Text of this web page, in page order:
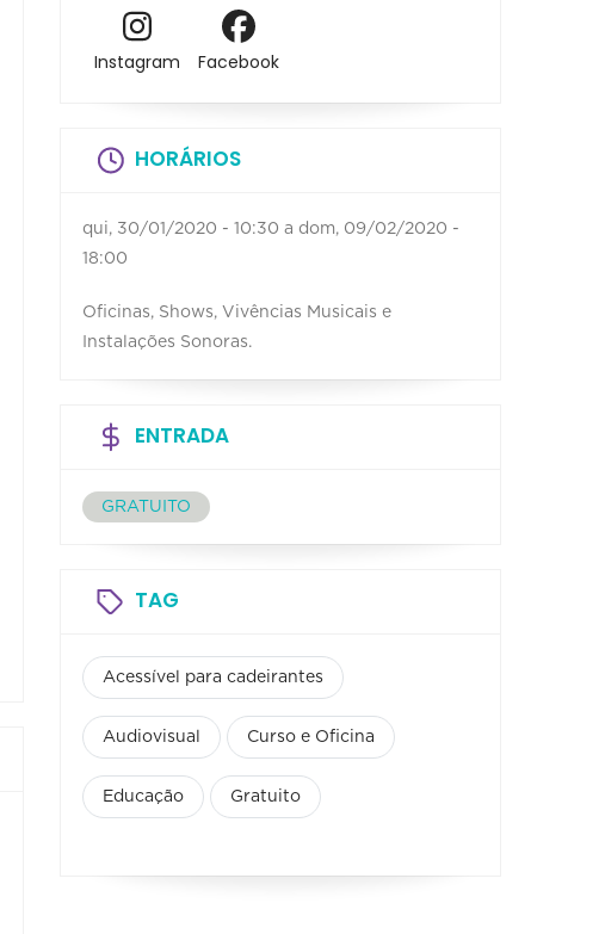
Instagram Facebook
HORÁRIOS
qui, 30/01/2020 - 10:30 a dom, 09/02/2020 -
18:00
Oficinas, Shows, Vivências Musicais e
Instalações Sonoras.
ENTRADA
GRATUITO
TAG
Acessível para cadeirantes
Audiovisual Curso e Oficina
Educação Gratuito